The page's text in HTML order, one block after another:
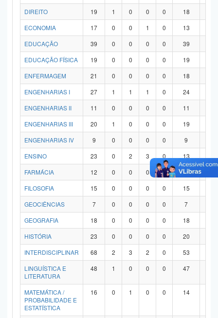
DIREITO 19 1 0 0 0 18
ECONOMIA
17 0 0 1 0 13
EDUCAÇÃO
39 0 0 0 0 39
EDUCAÇÃO FÍSICA
19 0 0 0 0 19
ENFERMAGEM
21 0 0 0 0 18
ENGENHARIAS I
27 1 1 1 0 24
ENGENHARIAS II
11 0 0 0 0 11
ENGENHARIAS III
20 1 0 0 0 19
ENGENHARIAS IV
9 0 0 0 0 9
ENSINO
23 0 2 3 0 13
FARMÁCIA
12 0 0 0 0 12
FILOSOFIA
15 0 0 0 0 15
GEOCIÊNCIAS
7 0 0 0 0 7
GEOGRAFIA
18 0 0 0 0 18
HISTÓRIA
23 0 0 0 0 20
INTERDISCIPLINAR
68 2 3 2 0 53
LINGUÍSTICA E
LITERATURA
48 1 0 0 0 47
MATEMÁTICA /
PROBABILIDADE E
ESTATÍSTICA
16 0 1 0 0 14